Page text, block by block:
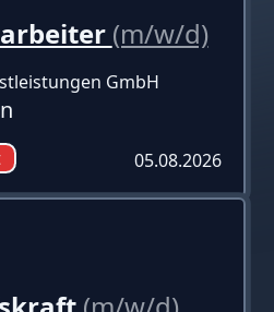
(m/w/d)
GmbH
05.08.2026